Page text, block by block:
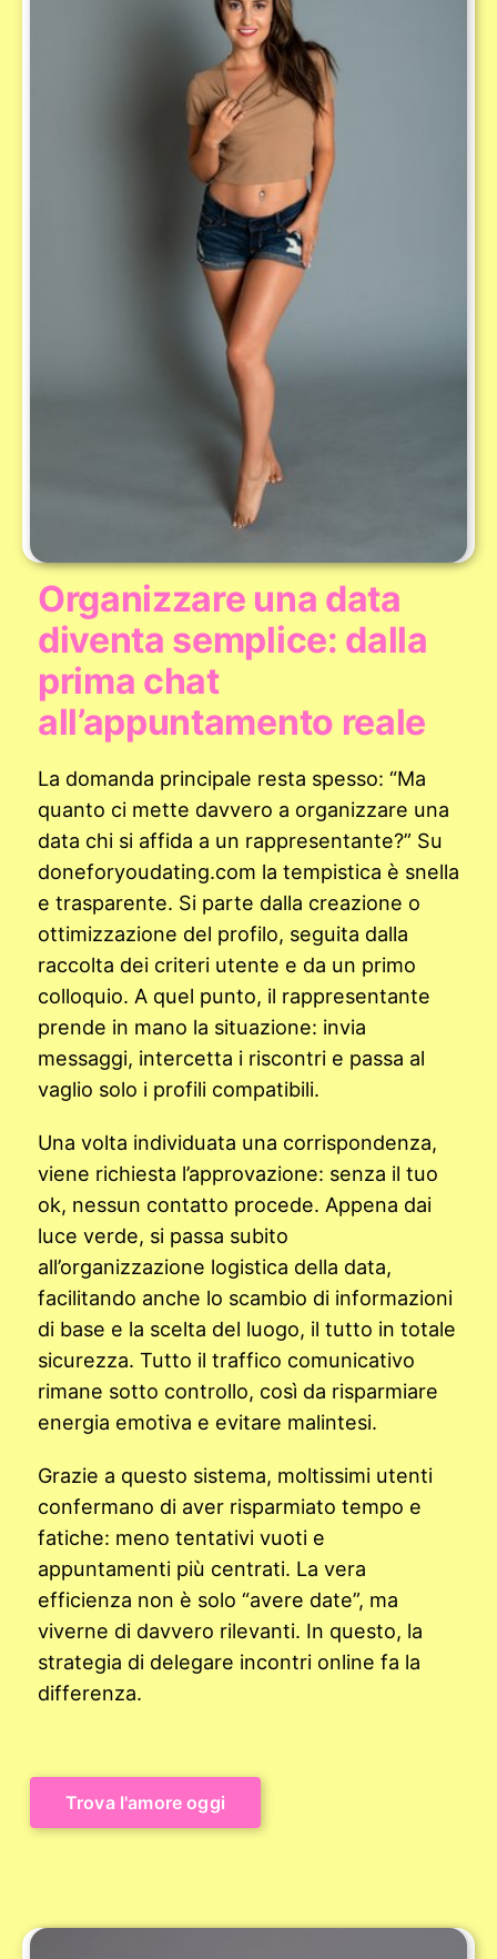
Organizzare una data
diventa semplice: dalla
prima chat
all’appuntamento reale
La domanda principale resta spesso: “Ma
quanto ci mette davvero a organizzare una
data chi si affida a un rappresentante?” Su
doneforyoudating.com la tempistica è snella
e trasparente. Si parte dalla creazione o
ottimizzazione del profilo, seguita dalla
raccolta dei criteri utente e da un primo
colloquio. A quel punto, il rappresentante
prende in mano la situazione: invia
messaggi, intercetta i riscontri e passa al
vaglio solo i profili compatibili.
Una volta individuata una corrispondenza,
viene richiesta l’approvazione: senza il tuo
ok, nessun contatto procede. Appena dai
luce verde, si passa subito
all’organizzazione logistica della data,
facilitando anche lo scambio di informazioni
di base e la scelta del luogo, il tutto in totale
sicurezza. Tutto il traffico comunicativo
rimane sotto controllo, così da risparmiare
energia emotiva e evitare malintesi.
Grazie a questo sistema, moltissimi utenti
confermano di aver risparmiato tempo e
fatiche: meno tentativi vuoti e
appuntamenti più centrati. La vera
efficienza non è solo “avere date”, ma
viverne di davvero rilevanti. In questo, la
strategia di delegare incontri online fa la
differenza.
Trova l'amore oggi